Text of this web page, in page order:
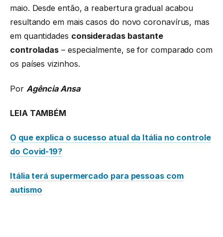
maio. Desde então, a reabertura gradual acabou
resultando em mais casos do novo coronavírus, mas
em quantidades consideradas bastante
controladas – especialmente, se for comparado com
os países vizinhos.
Por Agência Ansa
LEIA TAMBÉM
O que explica o sucesso atual da Itália no controle
do Covid-19?
Itália terá supermercado para pessoas com
autismo